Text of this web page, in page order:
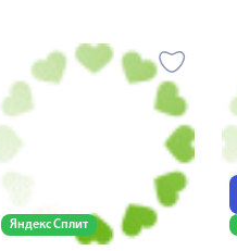
Яндекс Сплит